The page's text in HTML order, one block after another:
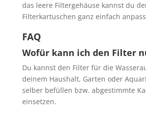
das leere Filtergehäuse kannst du
Filterkartuschen ganz einfach
FAQ
Wofür kann ich den Filter
Du kannst den Filter für die
deinem Haushalt, Garten oder
selber befüllen bzw. abgestimmte
einsetzen.